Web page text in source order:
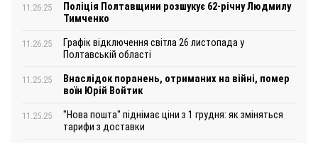
11.26.25
Поліція Полтавщини розшукує 62-річну Людмилу
Тимченко
11.26.25
Графік відключення світла 26 листопада у
Полтавській області
11.25.25
Внаслідок поранень, отриманих на війні, помер
воїн Юрій Войтик
11.25.25
"Нова пошта" піднімає ціни з 1 грудня: як зміняться
тарифи з доставки